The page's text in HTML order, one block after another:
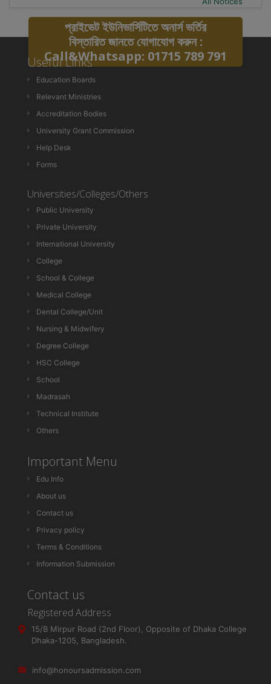
প্রাইভেট ইউনিভার্সিটিতে অনার্স ভর্তির
বিস্তারিত জানতে যোগাযোগ করুন :
Call&Whatsapp: 01715 789 791
Useful Links
Education Boards
Relevant Ministries
Accreditation Bodies
University Grant Commission
Help Desk
Forms
Universities/Colleges/Others
Public University
Private University
International University
College
School & College
Medical College
Dental College/Unit
Nursing & Midwifery
Degree College
HSC College
School
Madrasah
Technical Institute
Others
Important Menu
Edu Info
About us
Contact us
Privacy policy
Terms & Conditions
Information Submission
Contact us
Registered Address
15/B Mirpur Road (2nd Floor), Opposite of Dhaka College
Dhaka-1205, Bangladesh.
info@honoursadmission.com